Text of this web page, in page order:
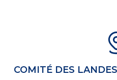
COMITÉ DES